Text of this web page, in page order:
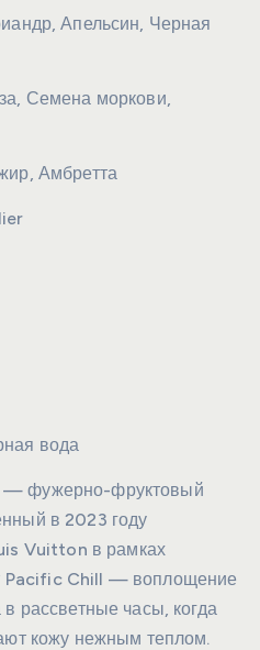
Апельсин, Черная
Семена моркови,
Амбретта
вода
фужерно-фруктовый
в 2023 году
Vuitton в рамках
Pacific Chill — воплощение
рассветные часы, когда
кожу нежным теплом.